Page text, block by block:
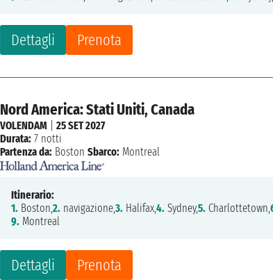
Dettagli Prenota
Nord America: Stati Uniti, Canada
Dettagli Prenota
VOLENDAM |25 SET 2027
Durata: 7 notti
Partenza da: Boston Sbarco: Montreal
Itinerario:
1. Boston,2. navigazione,3. Halifax,4. Sydney,5. Charlottetown,
9. Montreal